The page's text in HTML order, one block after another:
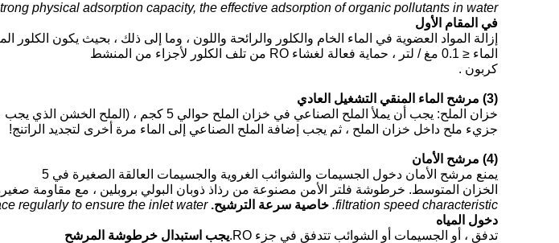
physical adsorption capacity, the effective adsorption of organic pollutants in water.
في المقام الأول
إزالة المواد العضوية في الماء الخام والكلور والرائحة واللون ، وما إلى ذلك ، بحيث يكون الكلور
الماء ≤ 0.1 مغ / لتر ، حماية فعالة لغشاء RO من تلف الكلور لأجزاء من المنشط
كربون .
(3) مرشح الماء المنقي التشغيل العادي
جزيء ملح داخل خزان الملح ، ثم يجب إضافة الملح الصناعي إلى الماء مرة أخرى لتجديد الراتنج!
(4) مرشح الأمان
يمنع مرشح الأمان دخول الجسيمات والشوائب الغروية والجسيمات العالقة الصغيرة في 5
الخزان المتوسط. خرطوشة فلتر الأمن مصنوعة من رذاذ ذوبان البولي بروبلين ، مع مقاومة
filtration speed characteristic. خاصية سرعة الترشيح. regularly to ensure the inlet water
دخول المياه
تدفق ، أو الجسيمات أو الشوائب تتدفق في جزء RO.
يجب استبدال خرطوشة المرشح